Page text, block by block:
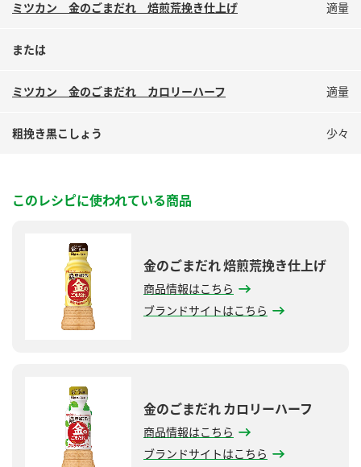
人気商品 ＋ おすすめレシピ
検索
業務用サイト ミツカングループについて 製造所固有記号一覧
ミツカン 金のごまだれ 焙煎荒挽き仕上げ 適量
または
ミツカン 金のごまだれ カロリーハーフ 適量
粗挽き黒こしょう 少々
このレシピに使われている商品
金のごまだれ 焙煎荒挽き仕上げ
商品情報はこちら
ブランドサイトはこちら
金のごまだれ カロリーハーフ
商品情報はこちら
ブランドサイトはこちら